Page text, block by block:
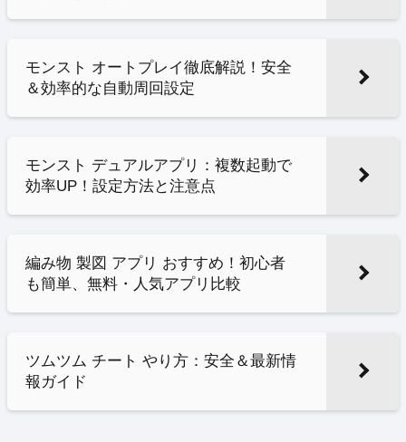
モンスト オートプレイ徹底解説！安全
＆効率的な自動周回設定
モンスト デュアルアプリ：複数起動で
効率UP！設定方法と注意点
編み物 製図 アプリ おすすめ！初心者
も簡単、無料・人気アプリ比較
ツムツム チート やり方：安全＆最新情
報ガイド